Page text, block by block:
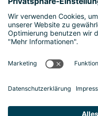
Datenschutz
Meldestelle/Hinweisgeber